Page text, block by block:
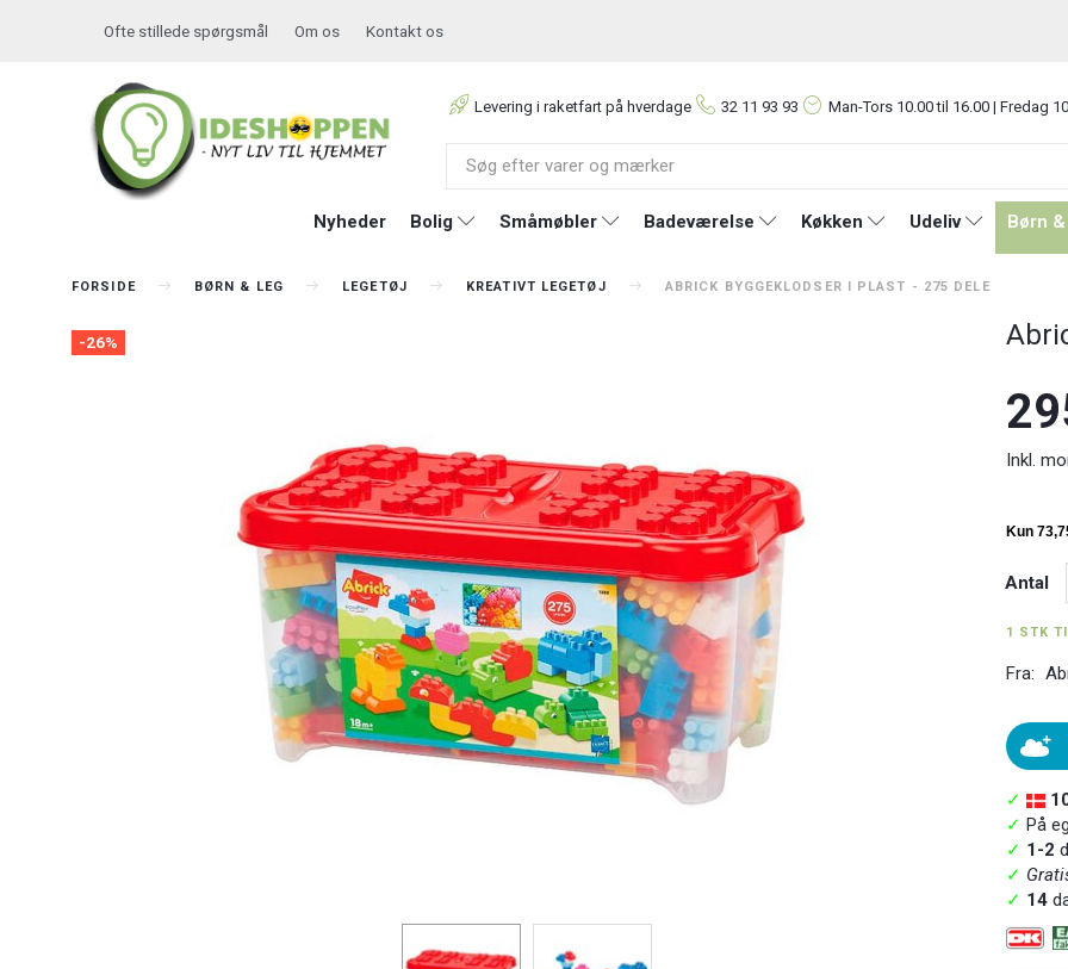
Ofte stillede spørgsmål Om os Kontakt os
Levering i raketfart på hverdage 32 11 93 93 Man-Tors 10.00 til 16.00 | Fredag
Nyheder Bolig Småmøbler Badeværelse Køkken Udeliv Børn
FORSIDE BØRN & LEG LEGETØJ KREATIVT LEGETØJ ABRICK BYGGEKLODSER I PLAST - 275 DELE
-26%
Inkl.
Antal
1 STK
Fra:
✓
✓ På
✓ 1-2
✓
✓ 14